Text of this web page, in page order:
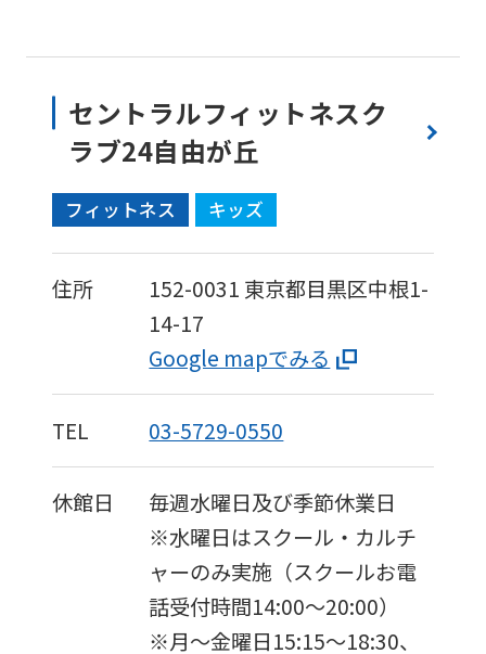
セントラルフィットネスク
ラブ24自由が丘
フィットネス キッズ
住所 152-0031 東京都目黒区中根1-
14-17
Google mapでみる
TEL 03-5729-0550
休館日
毎週水曜日及び季節休業日
※水曜日はスクール・カルチ
ャーのみ実施（スクールお電
話受付時間14:00～20:00）
※月〜金曜日15:15〜18:30、